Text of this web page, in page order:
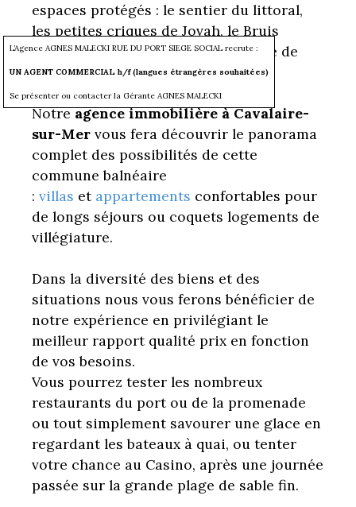
L’Agence AGNES MALECKI RUE DU PORT SIEGE SOCIAL recrute :
UN AGENT COMMERCIAL h/f (langues étrangères souhaitées)
Se présenter ou contacter la Gérante AGNES MALECKI
espaces protégés : le sentier du littoral,
les petites criques de Jovah, le Bruis
jusqu'aux plages aux eaux turquoise de
l’Escalet.
Notreagence immobilière à Cavalaire-
sur-Mer vous fera découvrir le panorama
complet des possibilités de cette
commune balnéaire
: villas et appartements confortables pour
de longs séjours ou coquets logements de
villégiature.
Dans la diversité des biens et des
situations nous vous ferons bénéficier de
notre expérience en privilégiant le
meilleur rapport qualité prix en fonction
de vos besoins.
Vous pourrez tester les nombreux
restaurants du port ou de la promenade
ou tout simplement savourer une glace en
regardant les bateaux à quai, ou tenter
votre chance au Casino, après une journée
passée sur la grande plage de sable fin.